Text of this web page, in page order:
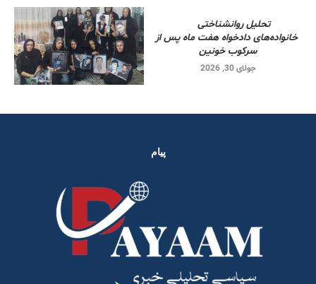
تحلیل روانشناختی
خانواده‌های دادخواه هفت ماه پس از
سرکوب خونین
جولای 30, 2026
پیام